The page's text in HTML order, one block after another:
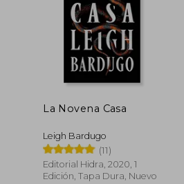
La Novena Casa
Leigh Bardugo
(11)
Editorial Hidra, 2020, 1
Edición, Tapa Dura, Nuevo